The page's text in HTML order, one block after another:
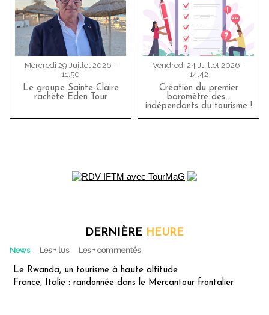
Mercredi 29 Juillet 2026 -
11:50
Le groupe Sainte-Claire
rachète Eden Tour
Vendredi 24 Juillet 2026 -
14:42
Création du premier
baromètre des…
indépendants du tourisme !
DERNIÈRE HEURE
News Les + lus Les + commentés
Le Rwanda, un tourisme à haute altitude
France, Italie : randonnée dans le Mercantour frontalier